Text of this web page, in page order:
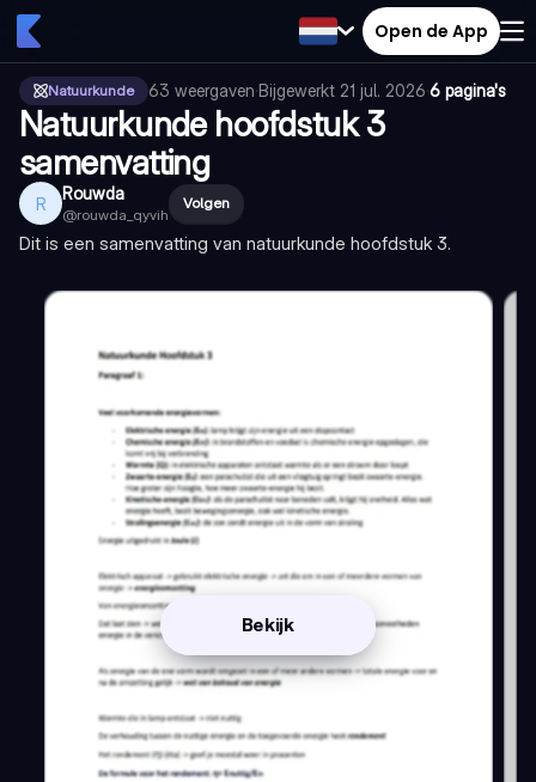
Open de App
Natuurkunde 63 weergaven·Bijgewerkt 21 jul. 2026·6 pagina's
Natuurkunde hoofdstuk 3
samenvatting
R Rouwda
@rouwda_qyvih
Volgen
Dit is een samenvatting van natuurkunde hoofdstuk 3.
Bekijk